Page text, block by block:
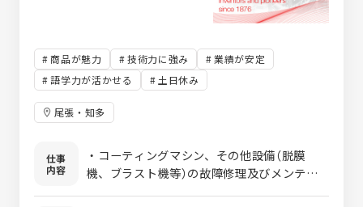
商品が魅力 技術力に強み
業績が安定
語学力が活かせる
土日休み
尾張・知多
仕事
内容
・コーティングマシン、その他設備（脱膜
機、ブラスト機等）の故障修理及びメンテナ